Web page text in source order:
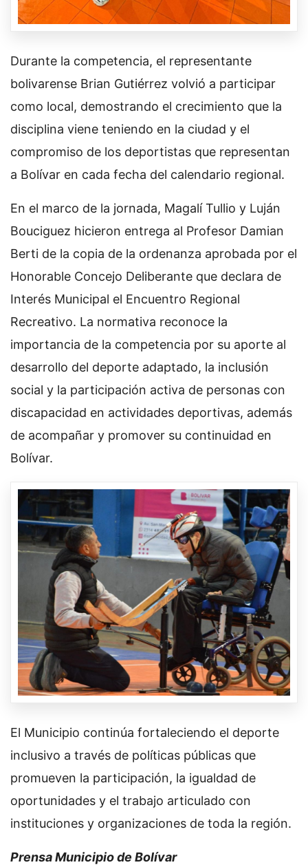
Durante la competencia, el representante
bolivarense Brian Gutiérrez volvió a participar
como local, demostrando el crecimiento que la
disciplina viene teniendo en la ciudad y el
compromiso de los deportistas que representan
a Bolívar en cada fecha del calendario regional.
En el marco de la jornada, Magalí Tullio y Luján
Bouciguez hicieron entrega al Profesor Damian
Berti de la copia de la ordenanza aprobada por el
Honorable Concejo Deliberante que declara de
Interés Municipal el Encuentro Regional
Recreativo. La normativa reconoce la
importancia de la competencia por su aporte al
desarrollo del deporte adaptado, la inclusión
social y la participación activa de personas con
discapacidad en actividades deportivas, además
de acompañar y promover su continuidad en
Bolívar.
El Municipio continúa fortaleciendo el deporte
inclusivo a través de políticas públicas que
promueven la participación, la igualdad de
oportunidades y el trabajo articulado con
instituciones y organizaciones de toda la región.
Prensa Municipio de Bolívar